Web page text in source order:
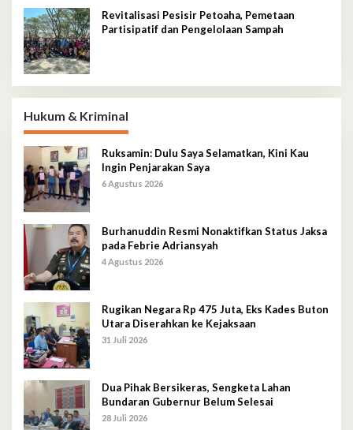
Revitalisasi Pesisir Petoaha, Pemetaan
Partisipatif dan Pengelolaan Sampah
Hukum & Kriminal
Ruksamin: Dulu Saya Selamatkan, Kini Kau
Ingin Penjarakan Saya
6 Agustus 2026
Burhanuddin Resmi Nonaktifkan Status Jaksa
pada Febrie Adriansyah
4 Agustus 2026
Rugikan Negara Rp 475 Juta, Eks Kades Buton
Utara Diserahkan ke Kejaksaan
31 Juli 2026
Dua Pihak Bersikeras, Sengketa Lahan
Bundaran Gubernur Belum Selesai
28 Juli 2026